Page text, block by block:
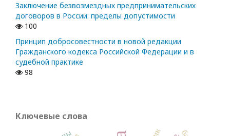
Заключение безвозмездных предпринимательских
договоров в России: пределы допустимости
100
Принцип добросовестности в новой редакции
Гражданского кодекса Российской Федерации и в
судебной практике
98
Ключевые слова